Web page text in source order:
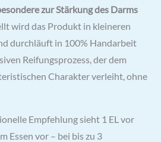
zur Stärkung des Darms
wird das Produkt in kleineren
durchläuft in 100% Handarbeit
Reifungsprozess, der dem
Charakter verleiht, ohne
Empfehlung sieht 1 EL vor
Essen vor – bei bis zu 3